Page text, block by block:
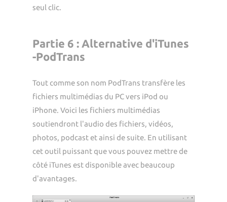
seul clic.
Partie 6 : Alternative d'iTunes
-PodTrans
Tout comme son nom PodTrans transfère les
fichiers multimédias du PC vers iPod ou
iPhone. Voici les fichiers multimédias
soutiendront l'audio des fichiers, vidéos,
photos, podcast et ainsi de suite. En utilisant
cet outil puissant que vous pouvez mettre de
côté iTunes est disponible avec beaucoup
d'avantages.